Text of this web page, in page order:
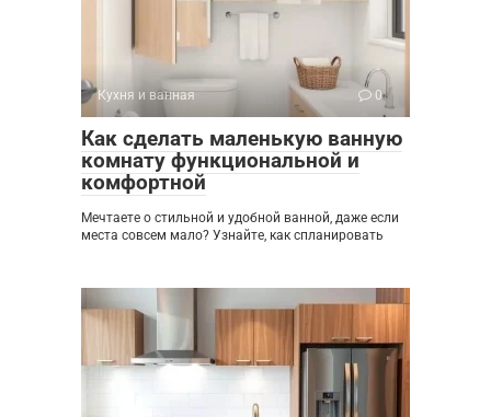
Кухня и ванная 0
Как сделать маленькую ванную
комнату функциональной и
комфортной
Мечтаете о стильной и удобной ванной, даже если
места совсем мало? Узнайте, как спланировать